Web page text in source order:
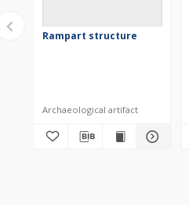
Rampart structure
Archaeological artifact